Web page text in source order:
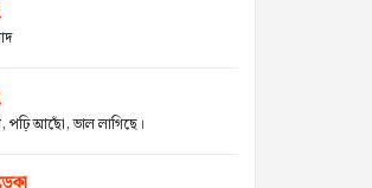
পঢ়ি আছোঁ, ভাল লাগিছে।